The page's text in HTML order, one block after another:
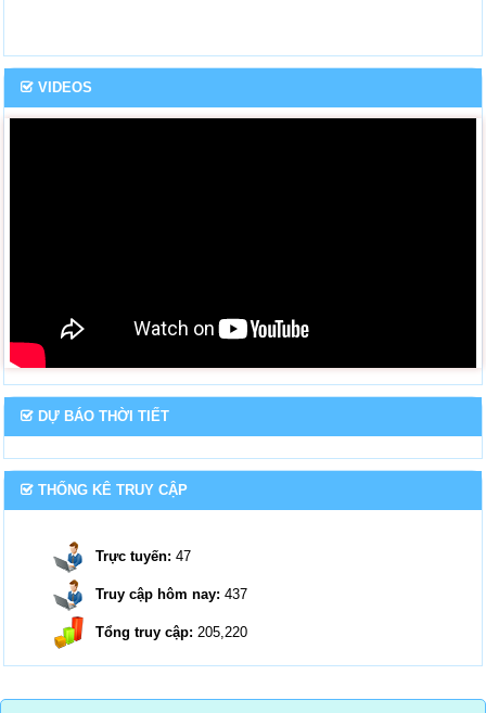
VIDEOS
DỰ BÁO THỜI TIẾT
THỐNG KÊ TRUY CẬP
Trực tuyến: 47
Truy cập hôm nay: 437
Tổng truy cập: 205,220